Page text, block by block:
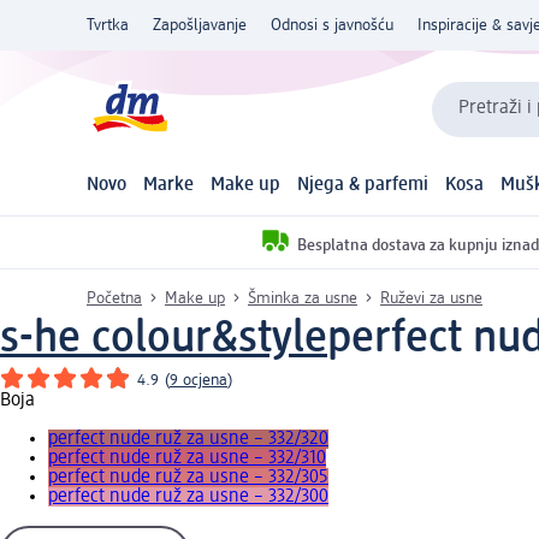
Tvrtka Zapošljavanje Odnosi s javnošću Inspiracije &
Pretraži i
Novo Marke Make up Njega & parfemi Kosa
Besplatna dostava za kupnju
Početna Make up Šminka za usne Ruževi za usne
s-he colour&styleperfect
4.9 (9 ocjena)
Boja
perfect nude ruž za usne – 332/320
perfect nude ruž za usne – 332/310
perfect nude ruž za usne – 332/305
perfect nude ruž za usne – 332/300